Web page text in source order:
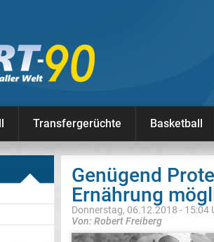
Transfergerüchte Basketball
Genügend
Ernährung
Donnerstag, 06.12.2018 - 15:04
Von: Robert Freiberg